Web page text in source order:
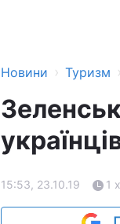
Новини › Туризм ›
15:53, 23.10.19 1